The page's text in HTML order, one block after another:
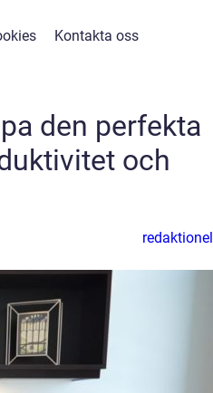
Kontakta oss
den perfekta
och
redaktionel